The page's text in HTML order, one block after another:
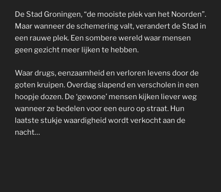
De Stad Groningen, “de mooiste plek van het Noorden”.
Maar wanneer de schemering valt, verandert de Stad in
een rauwe plek. Een sombere wereld waar mensen
geen gezicht meer lijken te hebben.
Waar drugs, eenzaamheid en verloren levens door de
goten kruipen. Overdag slapend en verscholen in een
hoopje dozen. De ‘gewone’ mensen kijken liever weg
wanneer ze bedelen voor een euro op straat. Hun
laatste stukje waardigheid wordt verkocht aan de
nacht…